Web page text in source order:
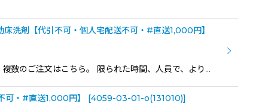
洗剤【代引不可・個人宅配送不可・#直送1,000円】
数のご注文はこちら。 限られた時間、人員で、より…
可・#直送1,000円】 [4059-03-01-o(131010)]